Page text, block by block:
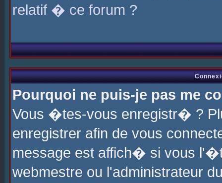
relatif � ce forum ?
Pourquoi ne puis-je pas me
Vous �tes-vous enregistr� ?
enregistrer afin de vous
message est affich� si vous
webmestre ou l'administrateur